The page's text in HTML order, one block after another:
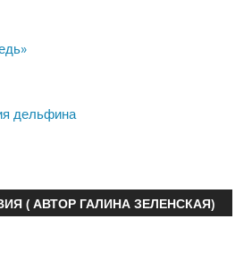
дельфина
( АВТОР ГАЛИНА ЗЕЛЕНСКАЯ)